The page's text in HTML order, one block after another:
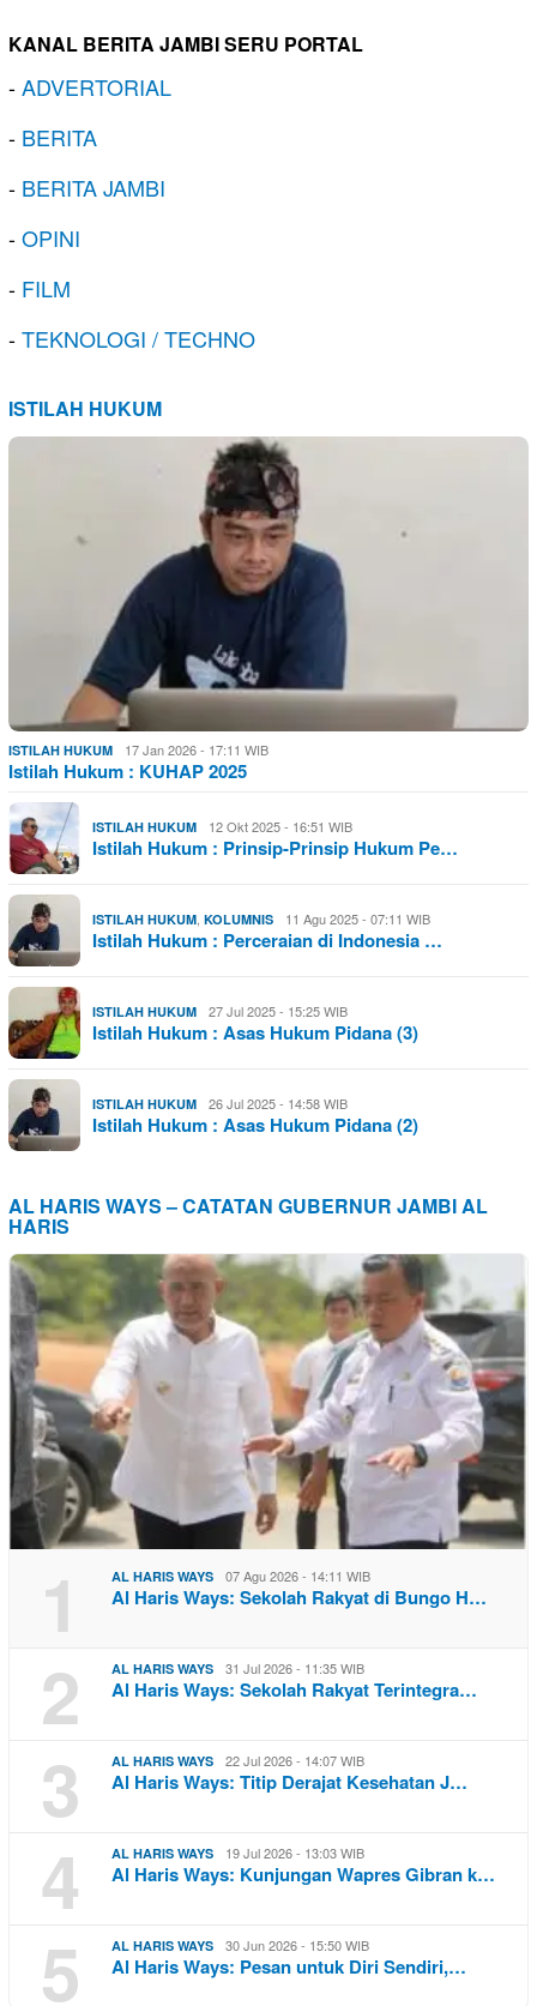
KANAL BERITA JAMBI SERU PORTAL
-ADVERTORIAL
- BERITA
- BERITA JAMBI
-OPINI
- FILM
-TEKNOLOGI / TECHNO
ISTILAH HUKUM
ISTILAH HUKUM 17 Jan 2026 - 17:11 WIB
Istilah Hukum : KUHAP 2025
ISTILAH HUKUM 12 Okt 2025 - 16:51 WIB
Istilah Hukum : Prinsip-Prinsip Hukum Pe…
ISTILAH HUKUM KOLUMNIS 11 Agu 2025 - 07:11 WIB
Istilah Hukum : Perceraian di Indonesia …
ISTILAH HUKUM 27 Jul 2025 - 15:25 WIB
Istilah Hukum : Asas Hukum Pidana (3)
ISTILAH HUKUM 26 Jul 2025 - 14:58 WIB
Istilah Hukum : Asas Hukum Pidana (2)
AL HARIS WAYS – CATATAN GUBERNUR JAMBI AL
HARIS
1 AL HARIS WAYS 07 Agu 2026 - 14:11 WIB
Al Haris Ways: Sekolah Rakyat di Bungo H…
2 AL HARIS WAYS 31 Jul 2026 - 11:35 WIB
Al Haris Ways: Sekolah Rakyat Terintegra…
3 AL HARIS WAYS 22 Jul 2026 - 14:07 WIB
Al Haris Ways: Titip Derajat Kesehatan J…
4 AL HARIS WAYS 19 Jul 2026 - 13:03 WIB
Al Haris Ways: Kunjungan Wapres Gibran k…
5 AL HARIS WAYS 30 Jun 2026 - 15:50 WIB
Al Haris Ways: Pesan untuk Diri Sendiri,…